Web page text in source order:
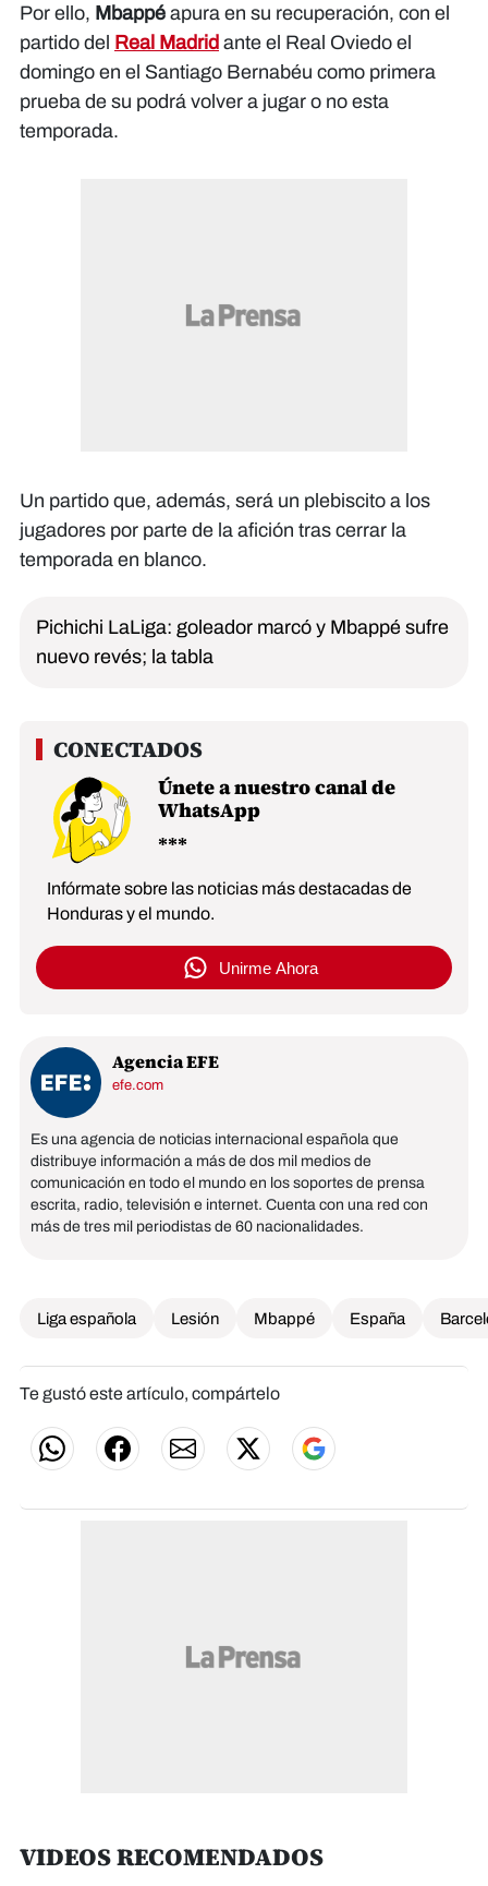
Por ello, Mbappé apura en su recuperación, con el
partido del
Real Madrid ante el Real Oviedo el
domingo en el Santiago Bernabéu como primera
prueba de su podrá volver a jugar o no esta
temporada.
Un partido que, además, será un plebiscito a los
jugadores por parte de la afición tras cerrar la
temporada en blanco.
Pichichi LaLiga: goleador marcó y Mbappé sufre
nuevo revés; la tabla
Únete a nuestro canal de
WhatsApp
Infórmate sobre las noticias más destacadas de
Honduras y el mundo.
Unirme Ahora
Agencia EFE
efe.com
Es una agencia de noticias internacional española que
distribuye información a más de dos mil medios de
comunicación en todo el mundo en los soportes de prensa
escrita, radio, televisión e internet. Cuenta con una red con
más de tres mil periodistas de 60 nacionalidades.
Liga española Lesión Mbappé España
Te gustó este artículo, compártelo
VIDEOS RECOMENDADOS